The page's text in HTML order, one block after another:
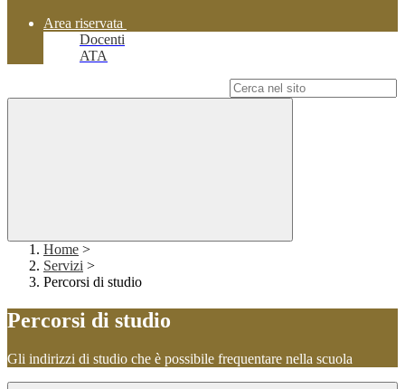
Area riservata
Docenti
ATA
Home >
Servizi >
Percorsi di studio
Percorsi di studio
Gli indirizzi di studio che è possibile frequentare nella scuola